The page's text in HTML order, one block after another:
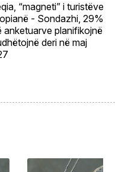
“magneti” i turistëve
- Sondazhi, 29%
anketuarve planifikojnë
deri në maj